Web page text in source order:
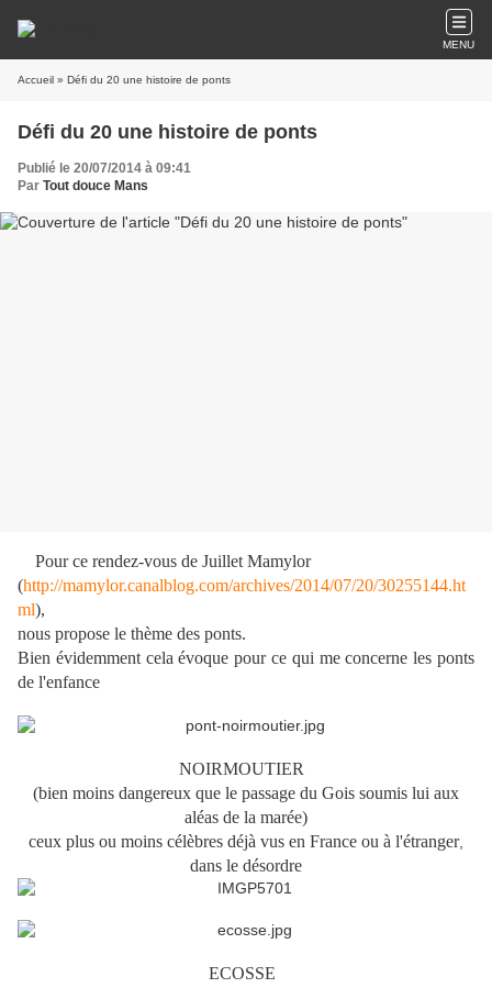
MENU
Accueil » Défi du 20 une histoire de ponts
Défi du 20 une histoire de ponts
Publié le 20/07/2014 à 09:41
Par Tout douce Mans
Pour ce rendez-vous de Juillet Mamylor
(http://mamylor.canalblog.com/archives/2014/07/20/30255144.ht
ml),
nous propose le thème des ponts.
Bien évidemment cela évoque pour ce qui me concerne les ponts
de l'enfance
NOIRMOUTIER
(bien moins dangereux que le passage du Gois soumis lui aux
aléas de la marée)
ceux plus ou moins célèbres déjà vus en France ou à l'étranger,
dans le désordre
ECOSSE